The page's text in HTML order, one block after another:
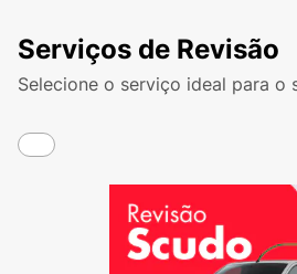
Serviços de Revisão
Selecione o serviço ideal para o